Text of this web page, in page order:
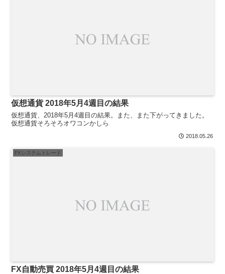
仮想通貨 2018年5月4週目の結果
仮想通貨、2018年5月4週目の結果。また、また下がってきました。
仮想通貨そろそろオワコンかしら
2018.05.26
FXシステムトレード
FX自動売買 2018年5月4週目の結果